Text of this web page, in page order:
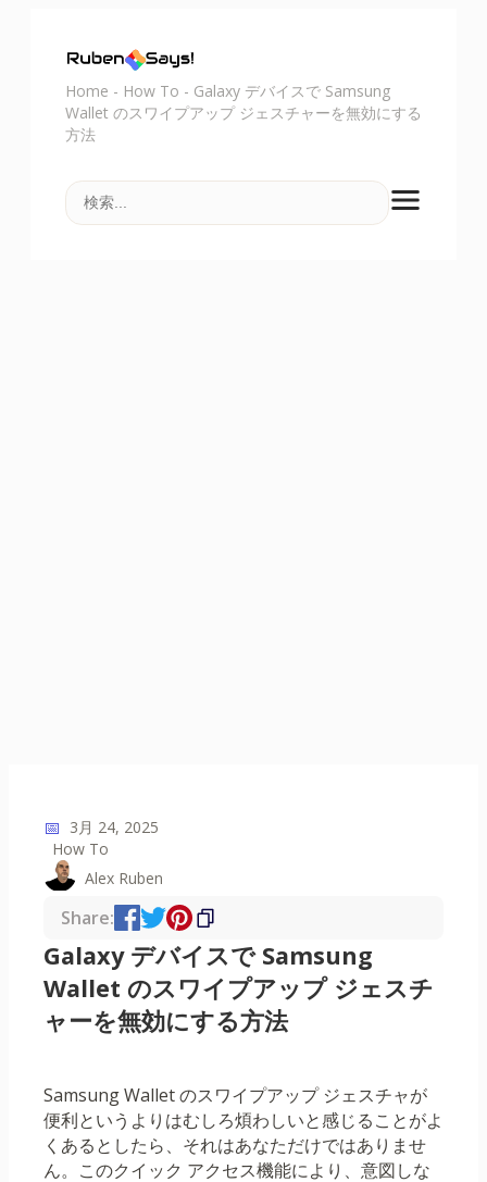
Home - How To - Galaxy デバイスで Samsung
Wallet のスワイプアップ ジェスチャーを無効にする
方法
📅 3月 24, 2025
How To
Alex Ruben
Share:
Galaxy デバイスで Samsung
Wallet のスワイプアップ ジェスチ
ャーを無効にする方法
Samsung Wallet のスワイプアップ ジェスチャが
便利というよりはむしろ煩わしいと感じることがよ
くあるとしたら、それはあなただけではありませ
ん。このクイック アクセス機能により、意図しな